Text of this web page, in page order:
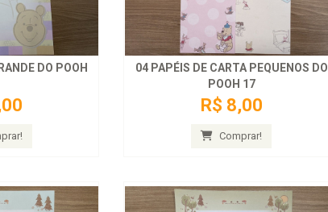
DO POOH
04 PAPÉIS DE CARTA PEQUENOS DO
POOH 17
R$ 8,00
Comprar!